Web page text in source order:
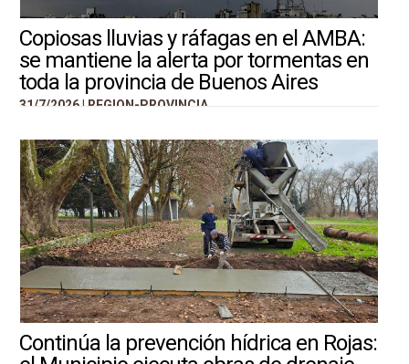
Copiosas lluvias y ráfagas en el AMBA:
se mantiene la alerta por tormentas en
toda la provincia de Buenos Aires
31/7/2026 | REGION-PROVINCIA
Continúa la prevención hídrica en Rojas: